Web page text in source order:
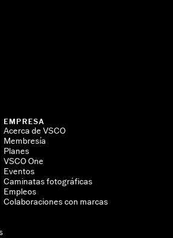
EMPRESA
Acerca de VSCO
Membresía
Planes
VSCO One
Eventos
Caminatas fotográficas
Empleos
Colaboraciones con marcas